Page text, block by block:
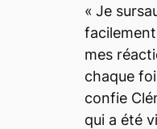
« Je
mes
chaque
confie
qui a été